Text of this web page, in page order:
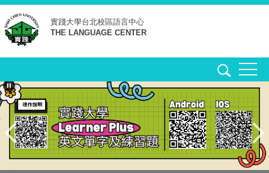
跳
到
主
要
容
區
實踐大學台北校區語言中心
THE LANGUAGE CENTER